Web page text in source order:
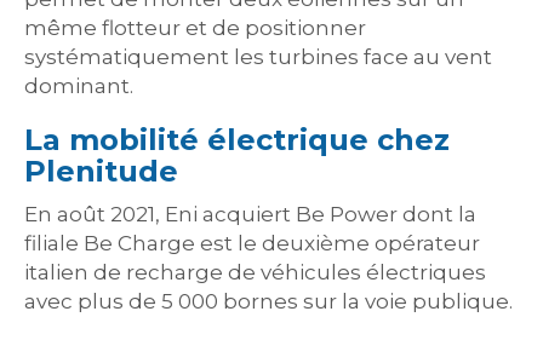
même flotteur et de positionner
systématiquement les turbines face au vent
dominant.
La mobilité électrique chez
Plenitude
En août 2021, Eni acquiert Be Power dont la
filiale Be Charge est le deuxième opérateur
italien de recharge de véhicules électriques
avec plus de 5 000 bornes sur la voie publique.